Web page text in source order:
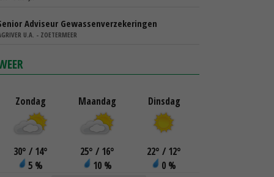
Adviseur Gewassenverzekeringen
U.A. - ZOETERMEER
Zondag
30° / 14°
5 %
Maandag
25° / 16°
10 %
Dinsdag
22° / 12°
0 %